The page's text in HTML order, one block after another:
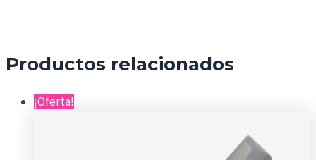
Productos relacionados
¡Oferta!